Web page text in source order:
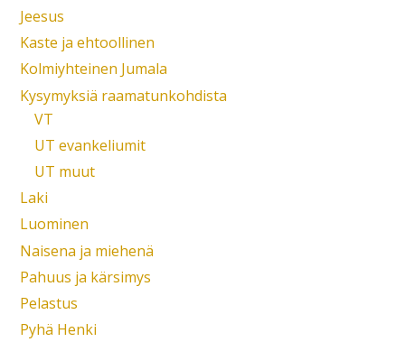
Jeesus
Kaste ja ehtoollinen
Kolmiyhteinen Jumala
Kysymyksiä raamatunkohdista
VT
UT evankeliumit
UT muut
Laki
Luominen
Naisena ja miehenä
Pahuus ja kärsimys
Pelastus
Pyhä Henki